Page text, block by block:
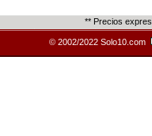
** Precios
© 2002/2022 Solo10.com